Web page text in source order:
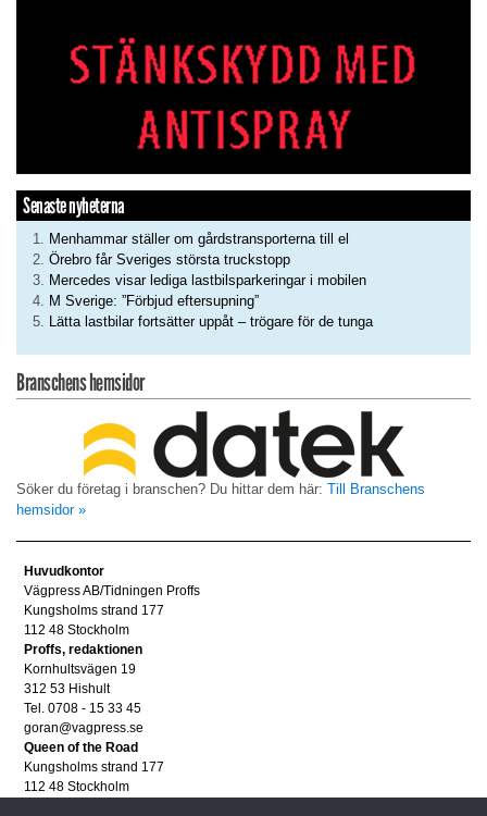
Senaste nyheterna
Menhammar ställer om gårdstransporterna till el
Örebro får Sveriges största truckstopp
Mercedes visar lediga lastbilsparkeringar i mobilen
M Sverige: ”Förbjud eftersupning”
Lätta lastbilar fortsätter uppåt – trögare för de tunga
Branschens hemsidor
Söker du företag i branschen? Du hittar dem här: Till Branschens
hemsidor »
Huvudkontor
Vägpress AB/Tidningen Proffs
Kungsholms strand 177
112 48 Stockholm
Proffs, redaktionen
Kornhultsvägen 19
312 53 Hishult
Tel. 0708 - 15 33 45
goran@vagpress.se
Queen of the Road
Kungsholms strand 177
112 48 Stockholm